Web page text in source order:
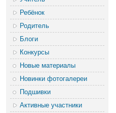
Ребёнок
Родитель
Блоги
Конкурсы
Новые материалы
Новинки фотогалереи
Подшивки
Активные участники